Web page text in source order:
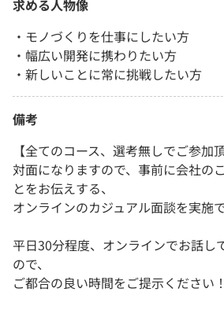
求める人物像
・モノづくりを仕事にしたい方
・幅広い開発に携わりたい方
・新しいことに常に挑戦したい方
備考
【全てのコース、選考無しでご参加
対面になりますので、事前に会社の
とをお伝えする、
オンラインのカジュアル面談を実施
平日30分程度、オンラインでお話し
ので、
ご都合の良い時間をご提示ください！